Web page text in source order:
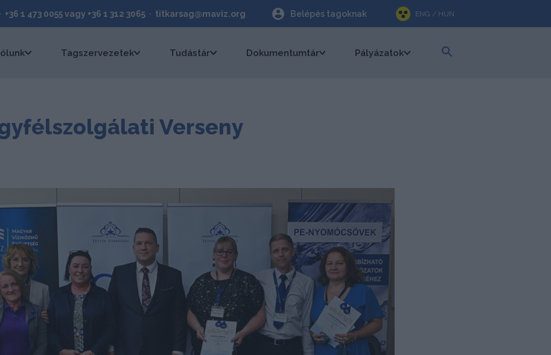
+36 1 473 0055 vagy +36 1 312 3065 · titkarsag@maviz.org Belépés tagoknak ENG / HUN
Tagszervezetek Tudástár Dokumentumtár Pályázatok
Verseny